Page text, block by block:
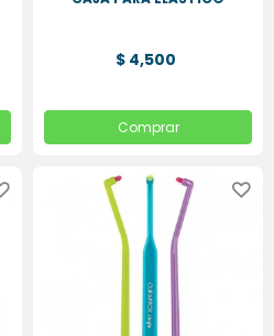
$ 4,500
Comprar